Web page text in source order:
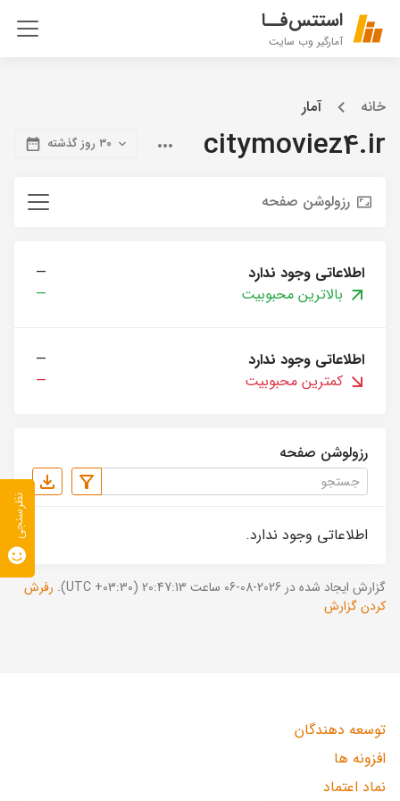
استتس‌فــا
آمارگیر وب سایت
خانه آمار
citymoviez4.ir ۳۰ روز گذشته
رزولوشن صفحه
اطلاعاتی وجود ندارد
—
بالاترین محبوبیت
—
اطلاعاتی وجود ندارد
—
کمترین محبوبیت
—
رزولوشن صفحه
اطلاعاتی وجود ندارد.
گزارش ایجاد شده در 2026-08-06 ساعت 20:47:13 (UTC +03:30).
رفرش
کردن گزارش
توسعه دهندگان
افزونه ها
نماد اعتماد
نظرسنجی